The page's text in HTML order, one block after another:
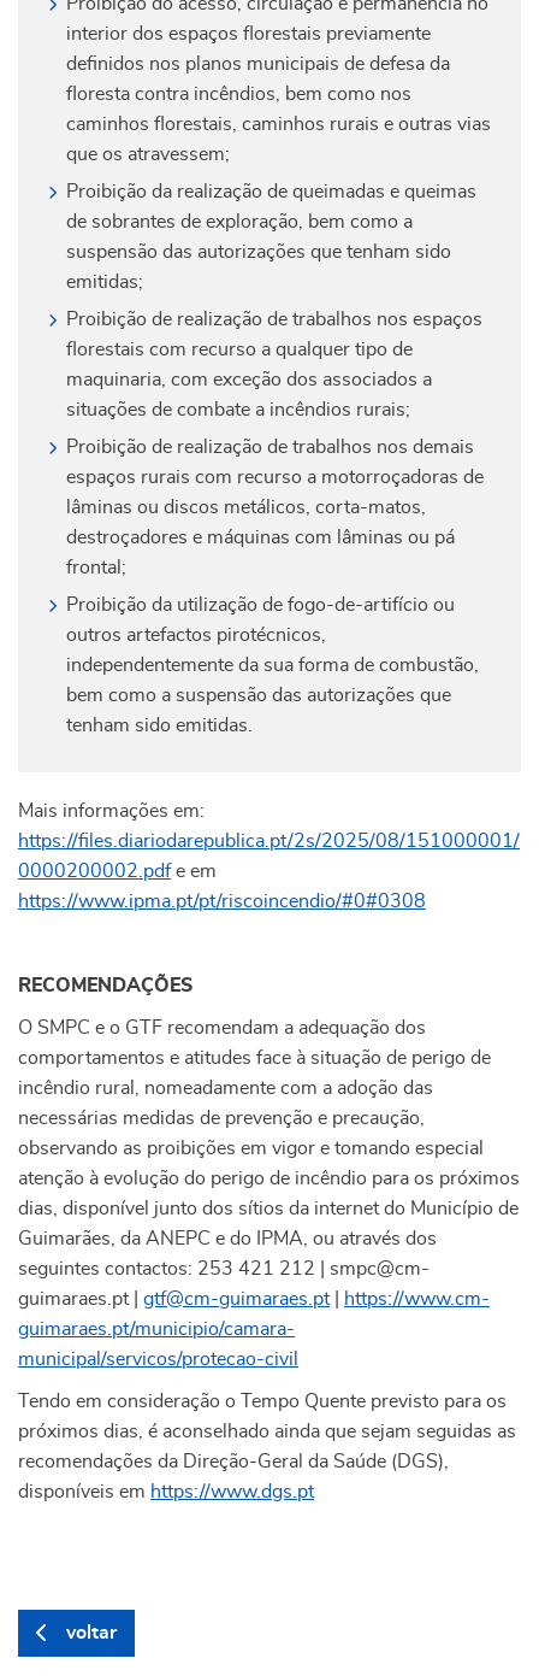
interior dos espaços florestais previamente
definidos nos planos municipais de defesa da
floresta contra incêndios, bem como nos
caminhos florestais, caminhos rurais e outras vias
que os atravessem;
Proibição da realização de queimadas e queimas
de sobrantes de exploração, bem como a
suspensão das autorizações que tenham sido
emitidas;
Proibição de realização de trabalhos nos espaços
florestais com recurso a qualquer tipo de
maquinaria, com exceção dos associados a
situações de combate a incêndios rurais;
Proibição de realização de trabalhos nos demais
espaços rurais com recurso a motorroçadoras de
lâminas ou discos metálicos, corta-matos,
destroçadores e máquinas com lâminas ou pá
frontal;
Proibição da utilização de fogo-de-artifício ou
outros artefactos pirotécnicos,
independentemente da sua forma de combustão,
bem como a suspensão das autorizações que
tenham sido emitidas.
Mais informações em:
https://files.diariodarepublica.pt/2s/2025/08/151000001/
0000200002.pdfe em
https://www.ipma.pt/pt/riscoincendio/#0#0308
RECOMENDAÇÕES
O SMPC e o GTF recomendam a adequação dos
comportamentos e atitudes face à situação de perigo de
incêndio rural, nomeadamente com a adoção das
necessárias medidas de prevenção e precaução,
observando as proibições em vigor e tomando especial
atenção à evolução do perigo de incêndio para os próximos
dias, disponível junto dos sítios da internet do Município de
Guimarães, da ANEPC e do IPMA, ou através dos
seguintes contactos: 253 421 212 | smpc@cm-
guimaraes.pt | gtf@cm-guimaraes.pt|
https://www.cm-
guimaraes.pt/municipio/camara-
municipal/servicos/protecao-civil
Tendo em consideração o Tempo Quente previsto para os
próximos dias, é aconselhado ainda que sejam seguidas as
recomendações da Direção-Geral da Saúde (DGS),
disponíveis em https://www.dgs.pt
voltar